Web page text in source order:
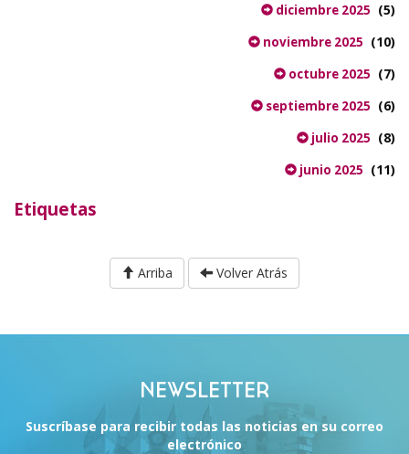
diciembre 2025 (5)
noviembre 2025 (10)
octubre 2025 (7)
septiembre 2025 (6)
julio 2025 (8)
junio 2025 (11)
Etiquetas
Arriba Volver Atrás
NEWSLETTER
Suscríbase para recibir todas las noticias en su correo
electrónico